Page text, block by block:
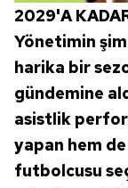
2029'A
Yönetimin
harika bir
gündemine
asistlik
yapan hem
futbolcusu